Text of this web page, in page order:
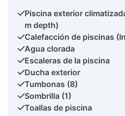
Piscina exterior
m depth)
Calefacción de piscinas
Agua clorada
Escaleras de la piscina
Ducha exterior
Tumbonas (8)
Sombrilla (1)
Toallas de piscina